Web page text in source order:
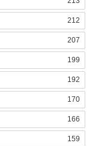
212
207
199
192
170
166
159